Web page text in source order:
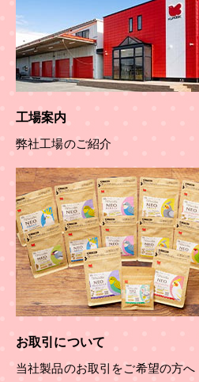
工場案内
弊社工場のご紹介
お取引について
当社製品のお取引をご希望の方へ